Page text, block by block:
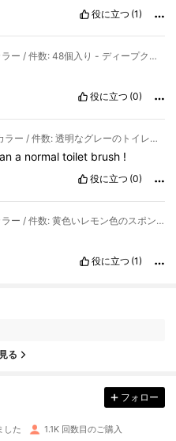
役に立つ (1)
カラー: マルチカラー / 件数: 48個入り - ディープクリーニングブラシヘッド / スタイルタイプ: 改良され厚みが増した交換用ヘッド
役に立つ (0)
カラー: マルチカラー / 件数: 透明なグレーのトイレブラシ(交換用ヘッドなし) / スタイルタイプ: 改良され厚みが増した交換用ヘッド
a normaltoilet brush !
役に立つ (0)
カラー: マルチカラー / 件数: 黄色いレモン色のスポンジブラシヘッド6個 / スタイルタイプ: 改良され厚みが増した交換用ヘッド
役に立つ (1)
る
ました
フォロー
した 1.1K 回数目のご購入